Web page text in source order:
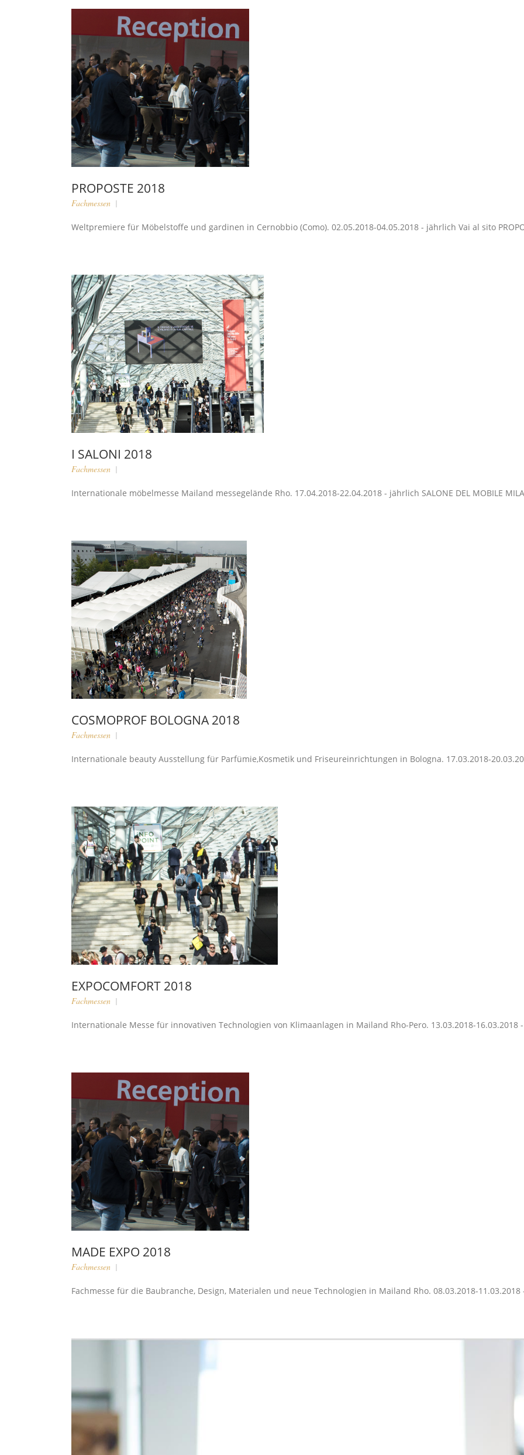
PROPOSTE 2018
Fachmessen
Weltpremiere für Möbelstoffe und gardinen in Cernobbio (Como). 02.05.2018-04.05.2018 - jährlich Vai al sito
I SALONI 2018
Fachmessen
Internationale möbelmesse Mailand messegelände Rho. 17.04.2018-22.04.2018 - jährlich SALONE DEL MOBILE
COSMOPROF BOLOGNA 2018
Fachmessen
Internationale beauty Ausstellung für Parfümie,Kosmetik und Friseureinrichtungen in Bologna. 17.03.2018-
EXPOCOMFORT 2018
Fachmessen
Internationale Messe für innovativen Technologien von Klimaanlagen in Mailand Rho-Pero. 13.03.2018-16.03.2018 -
MADE EXPO 2018
Fachmessen
Fachmesse für die Baubranche, Design, Materialen und neue Technologien in Mailand Rho. 08.03.2018-11.03.2018